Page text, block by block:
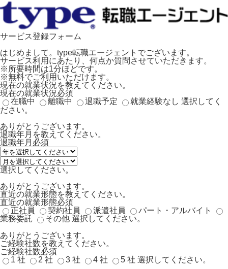
サービス登録フォーム
はじめまして。type転職エージェントでございます。
サービス利用にあたり、何点か質問させていただきます。
※所要時間は1分ほどです。
※無料でご利用いただけます。
現在の就業状況を教えてください。
現在の就業状況必須
在職中
離職中 退職予定 就業経験なし 選択してく
ださい。
ありがとうございます。
退職年月を教えてください。
退職年月 必須
選択してください。
ありがとうございます。
直近の就業形態を教えてください。
直近の就業形態必須
正社員
契約社員 派遣社員
パート・アルバイト
業務委託
その他 選択してください。
ありがとうございます。
ご経験社数を教えてください。
ご経験社数必須
1 社
2 社 3 社 4 社 5 社 選択してください。